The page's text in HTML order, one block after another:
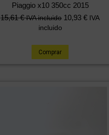
Piaggio x10 350cc 2015
15,61€ IVA incluido 10,93 € IVA
incluido
Comprar